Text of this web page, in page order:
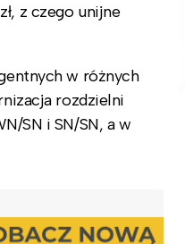
z czego unijne
w różnych
rozdzielni
SN i SN/SN, a w